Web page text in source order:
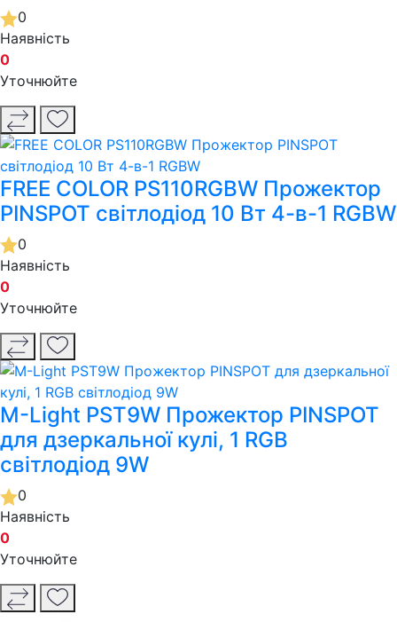
0
Наявність
0
Уточнюйте
FREE COLOR PS110RGBW Прожектор
PINSPOT світлодіод 10 Вт 4-в-1 RGBW
0
Наявність
0
Уточнюйте
M-Light PST9W Прожектор PINSPOT
для дзеркальної кулі, 1 RGB
світлодіод 9W
0
Наявність
0
Уточнюйте